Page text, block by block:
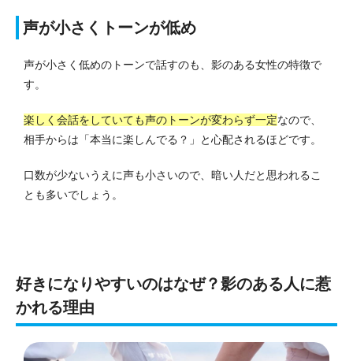
声が小さくトーンが低め
声が小さく低めのトーンで話すのも、影のある女性の特徴で
す。
楽しく会話をしていても声のトーンが変わらず一定なので、
相手からは「本当に楽しんでる？」と心配されるほどです。
口数が少ないうえに声も小さいので、暗い人だと思われるこ
とも多いでしょう。
好きになりやすいのはなぜ？影のある人に惹
かれる理由